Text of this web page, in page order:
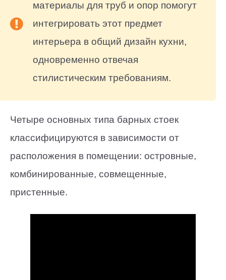
материалы для труб и опор помогут
интегрировать этот предмет
интерьера в общий дизайн кухни,
одновременно отвечая
стилистическим требованиям.
Четыре основных типа барных стоек
классифицируются в зависимости от
расположения в помещении: островные,
комбинированные, совмещенные,
пристенные.